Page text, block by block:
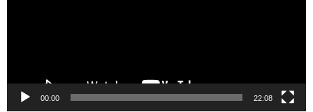
00:00 22:08